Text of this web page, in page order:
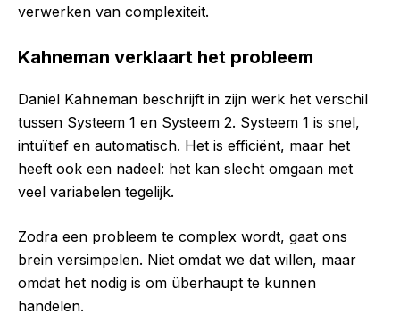
verwerken van complexiteit.
Kahneman verklaart het probleem
Daniel Kahneman beschrijft in zijn werk het verschil
tussen Systeem 1 en Systeem 2. Systeem 1 is snel,
intuïtief en automatisch. Het is efficiënt, maar het
heeft ook een nadeel: het kan slecht omgaan met
veel variabelen tegelijk.
Zodra een probleem te complex wordt, gaat ons
brein versimpelen. Niet omdat we dat willen, maar
omdat het nodig is om überhaupt te kunnen
handelen.